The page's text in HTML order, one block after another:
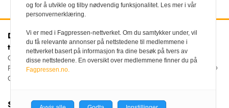
Den norske
tannlegeforenings Tidende
Christiania Torv 5, 0158 Oslo
Postboks 2073 Vika, 0125
OSLO
Kontakt oss
Tlf:22 54 74 00
E-post:
tidende@tannlegeforeningen.no
Sjefredaktør
og for å utvikle og tilby nødvendig funksjonalitet. Les mer i vår
personvernerklæring.
Vi er med i Fagpressen-nettverket. Om du samtykker under, vil
du få relevante annonser på nettstedene til medlemmene i
nettverket basert på informasjon fra dine besøk på tvers av
disse nettstedene. En oversikt over medlemmene finner du på
Fagpressen.no.